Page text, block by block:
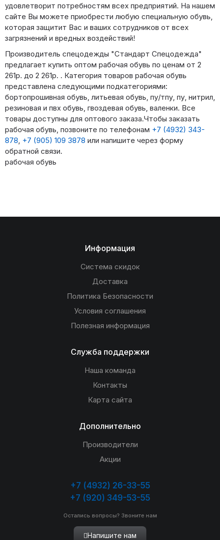
удовлетворит потребностям всех предприятий. На нашем
сайте Вы можете приобрести любую специальную обувь,
которая защитит Вас и ваших сотрудников от всех
загрязнений и вредных воздействий!
Производитель спецодежды "Стандарт Спецодежда"
предлагает купить оптом рабочая обувь по ценам от 2
261р. до 2 261р. . Категория товаров рабочая обувь
представлена следующими подкатегориями:
бортопрошивная обувь, литьевая обувь, пу/тпу, пу, нитрил,
резиновая и пвх обувь, гвоздевая обувь, валенки. Все
товары доступны для оптового заказа.Чтобы заказать
рабочая обувь, позвоните по телефонам +7 (4932) 343-
878 +7 (905) 109 3878 или напишите через форму
обратной связи.
рабочая обувь
Информация
Система скидок
Доставка
Политика Безопасности
Условия соглашения
Полезная информация
Служба поддержки
Наша команда
Контакты
Карта сайта
Дополнительно
Производители
Акции
+7 (4932) 26-33-55
+7 (920) 349-53-55
Остались вопросы? Звоните нам
Напишите нам